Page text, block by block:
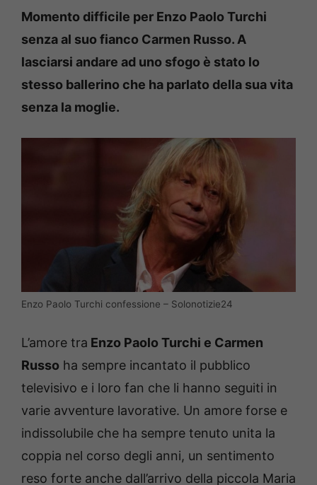
Momento difficile per Enzo Paolo Turchi
senza al suo fianco Carmen Russo. A
lasciarsi andare ad uno sfogo è stato lo
stesso ballerino che ha parlato della sua vita
senza la moglie.
Enzo Paolo Turchi confessione – Solonotizie24
L’amore tra Enzo Paolo Turchi e Carmen
Russo ha sempre incantato il pubblico
televisivo e i loro fan che li hanno seguiti in
varie avventure lavorative. Un amore forse e
indissolubile che ha sempre tenuto unita la
coppia nel corso degli anni, un sentimento
reso forte anche dall’arrivo della piccola Maria